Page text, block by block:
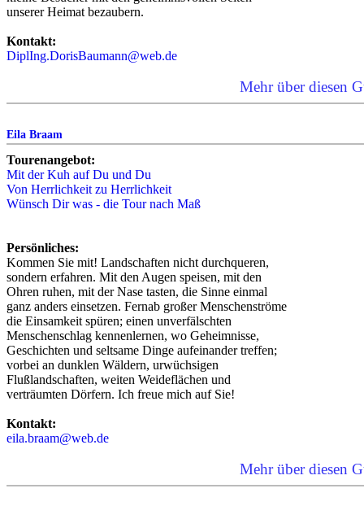
unserer Heimat bezaubern.
Kontakt:
DiplIng.DorisBaumann@web.de
Mehr über diesen
Eila Braam
Tourenangebot:
Mit der Kuh auf Du und Du
Von Herrlichkeit zu Herrlichkeit
Wünsch Dir was - die Tour nach Maß
Persönliches:
Kommen Sie mit! Landschaften nicht durchqueren,
sondern erfahren. Mit den Augen speisen, mit den
Ohren ruhen, mit der Nase tasten, die Sinne einmal
ganz anders einsetzen. Fernab großer Menschenströme
die Einsamkeit spüren; einen unverfälschten
Menschenschlag kennenlernen, wo Geheimnisse,
Geschichten und seltsame Dinge aufeinander treffen;
vorbei an dunklen Wäldern, urwüchsigen
Flußlandschaften, weiten Weideflächen und
verträumten Dörfern. Ich freue mich auf Sie!
Kontakt:
eila.braam@web.de
Mehr über diesen